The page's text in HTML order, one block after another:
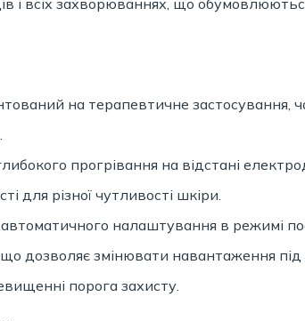
і всіх захворюваннях, що
на терапевтичне застосування,
прогрівання на відстані
для різної чутливості шкіри.
налаштування в режимі
дозволяє змінювати навантаження
порога захисту.